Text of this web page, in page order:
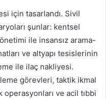
için tasarlandı. Sivil
şunlar: kentsel
ile insansız arama-
ve altyapı tesislerinin
ile ilaç nakliyesi.
görevleri, taktik ikmal
ve acil tıbbi